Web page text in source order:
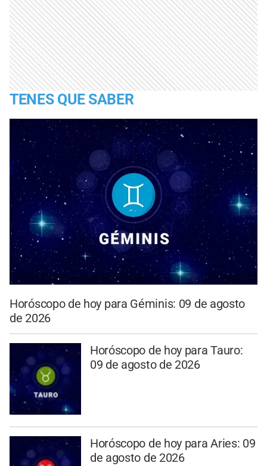
TENES QUE SABER
Horóscopo de hoy para Géminis: 09 de agosto
de 2026
Horóscopo de hoy para Tauro:
09 de agosto de 2026
Horóscopo de hoy para Aries: 09
de agosto de 2026